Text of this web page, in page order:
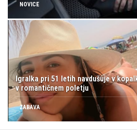
NOVICE
Igralka pri 51 letih navdušuje v
v romantičnem poletju
ZABAVA